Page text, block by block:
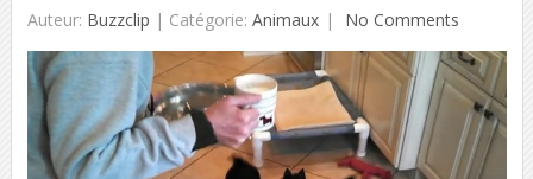
Auteur: Buzzclip | Catégorie: Animaux No Comments